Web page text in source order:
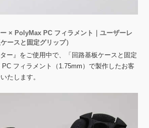
× PolyMax PC フィラメント｜ユーザーレ
ースと固定グリップ）
ー』をご使用中で、「回路基板ケースと固定
フィラメント（1.75mm）で製作したお客
たします。